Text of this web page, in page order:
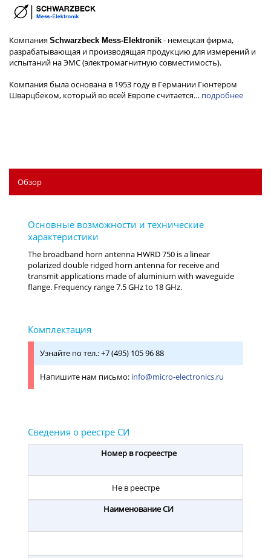
Компания Schwarzbeck Mess-Elektronik - немецкая фирма,
разрабатывающая и производящая продукцию для измерений и
испытаний на ЭМС (электромагнитную совместимость).
Компания была основана в 1953 году в Германии Гюнтером
Шварцбеком, который во всей Европе считается… подробнее
Обзор
Узнайте по тел.: +7 (495) 105 96 88
Напишите нам письмо: info@micro-electronics.ru
Номер в госреестре
Не в реестре
Наименование СИ